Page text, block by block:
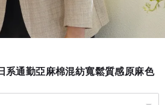
系通勤亞麻棉混紡寬鬆質感原麻色